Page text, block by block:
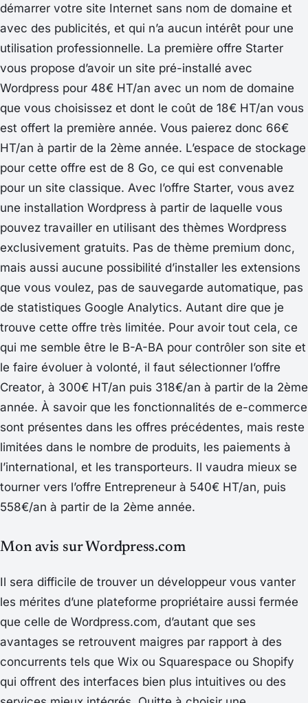
démarrer votre site Internet sans nom de domaine et
avec des publicités, et qui n’a aucun intérêt pour une
utilisation professionnelle. La première offre Starter
vous propose d’avoir un site pré-installé avec
Wordpress pour 48€ HT/an avec un nom de domaine
que vous choisissez et dont le coût de 18€ HT/an vous
est offert la première année. Vous paierez donc 66€
HT/an à partir de la 2ème année. L’espace de stockage
pour cette offre est de 8 Go, ce qui est convenable
pour un site classique. Avec l’offre Starter, vous avez
une installation Wordpress à partir de laquelle vous
pouvez travailler en utilisant des thèmes Wordpress
exclusivement gratuits. Pas de thème premium donc,
mais aussi aucune possibilité d’installer les extensions
que vous voulez, pas de sauvegarde automatique, pas
de statistiques Google Analytics. Autant dire que je
trouve cette offre très limitée. Pour avoir tout cela, ce
qui me semble être le B-A-BA pour contrôler son site et
le faire évoluer à volonté, il faut sélectionner l’offre
Creator, à 300€ HT/an puis 318€/an à partir de la 2ème
année. À savoir que les fonctionnalités de e-commerce
sont présentes dans les offres précédentes, mais reste
limitées dans le nombre de produits, les paiements à
l’international, et les transporteurs. Il vaudra mieux se
tourner vers l’offre Entrepreneur à 540€ HT/an, puis
558€/an à partir de la 2ème année.
Mon avis sur Wordpress.com
Il sera difficile de trouver un développeur vous vanter
les mérites d’une plateforme propriétaire aussi fermée
que celle de Wordpress.com, d’autant que ses
avantages se retrouvent maigres par rapport à des
concurrents tels que Wix ou Squarespace ou Shopify
qui offrent des interfaces bien plus intuitives ou des